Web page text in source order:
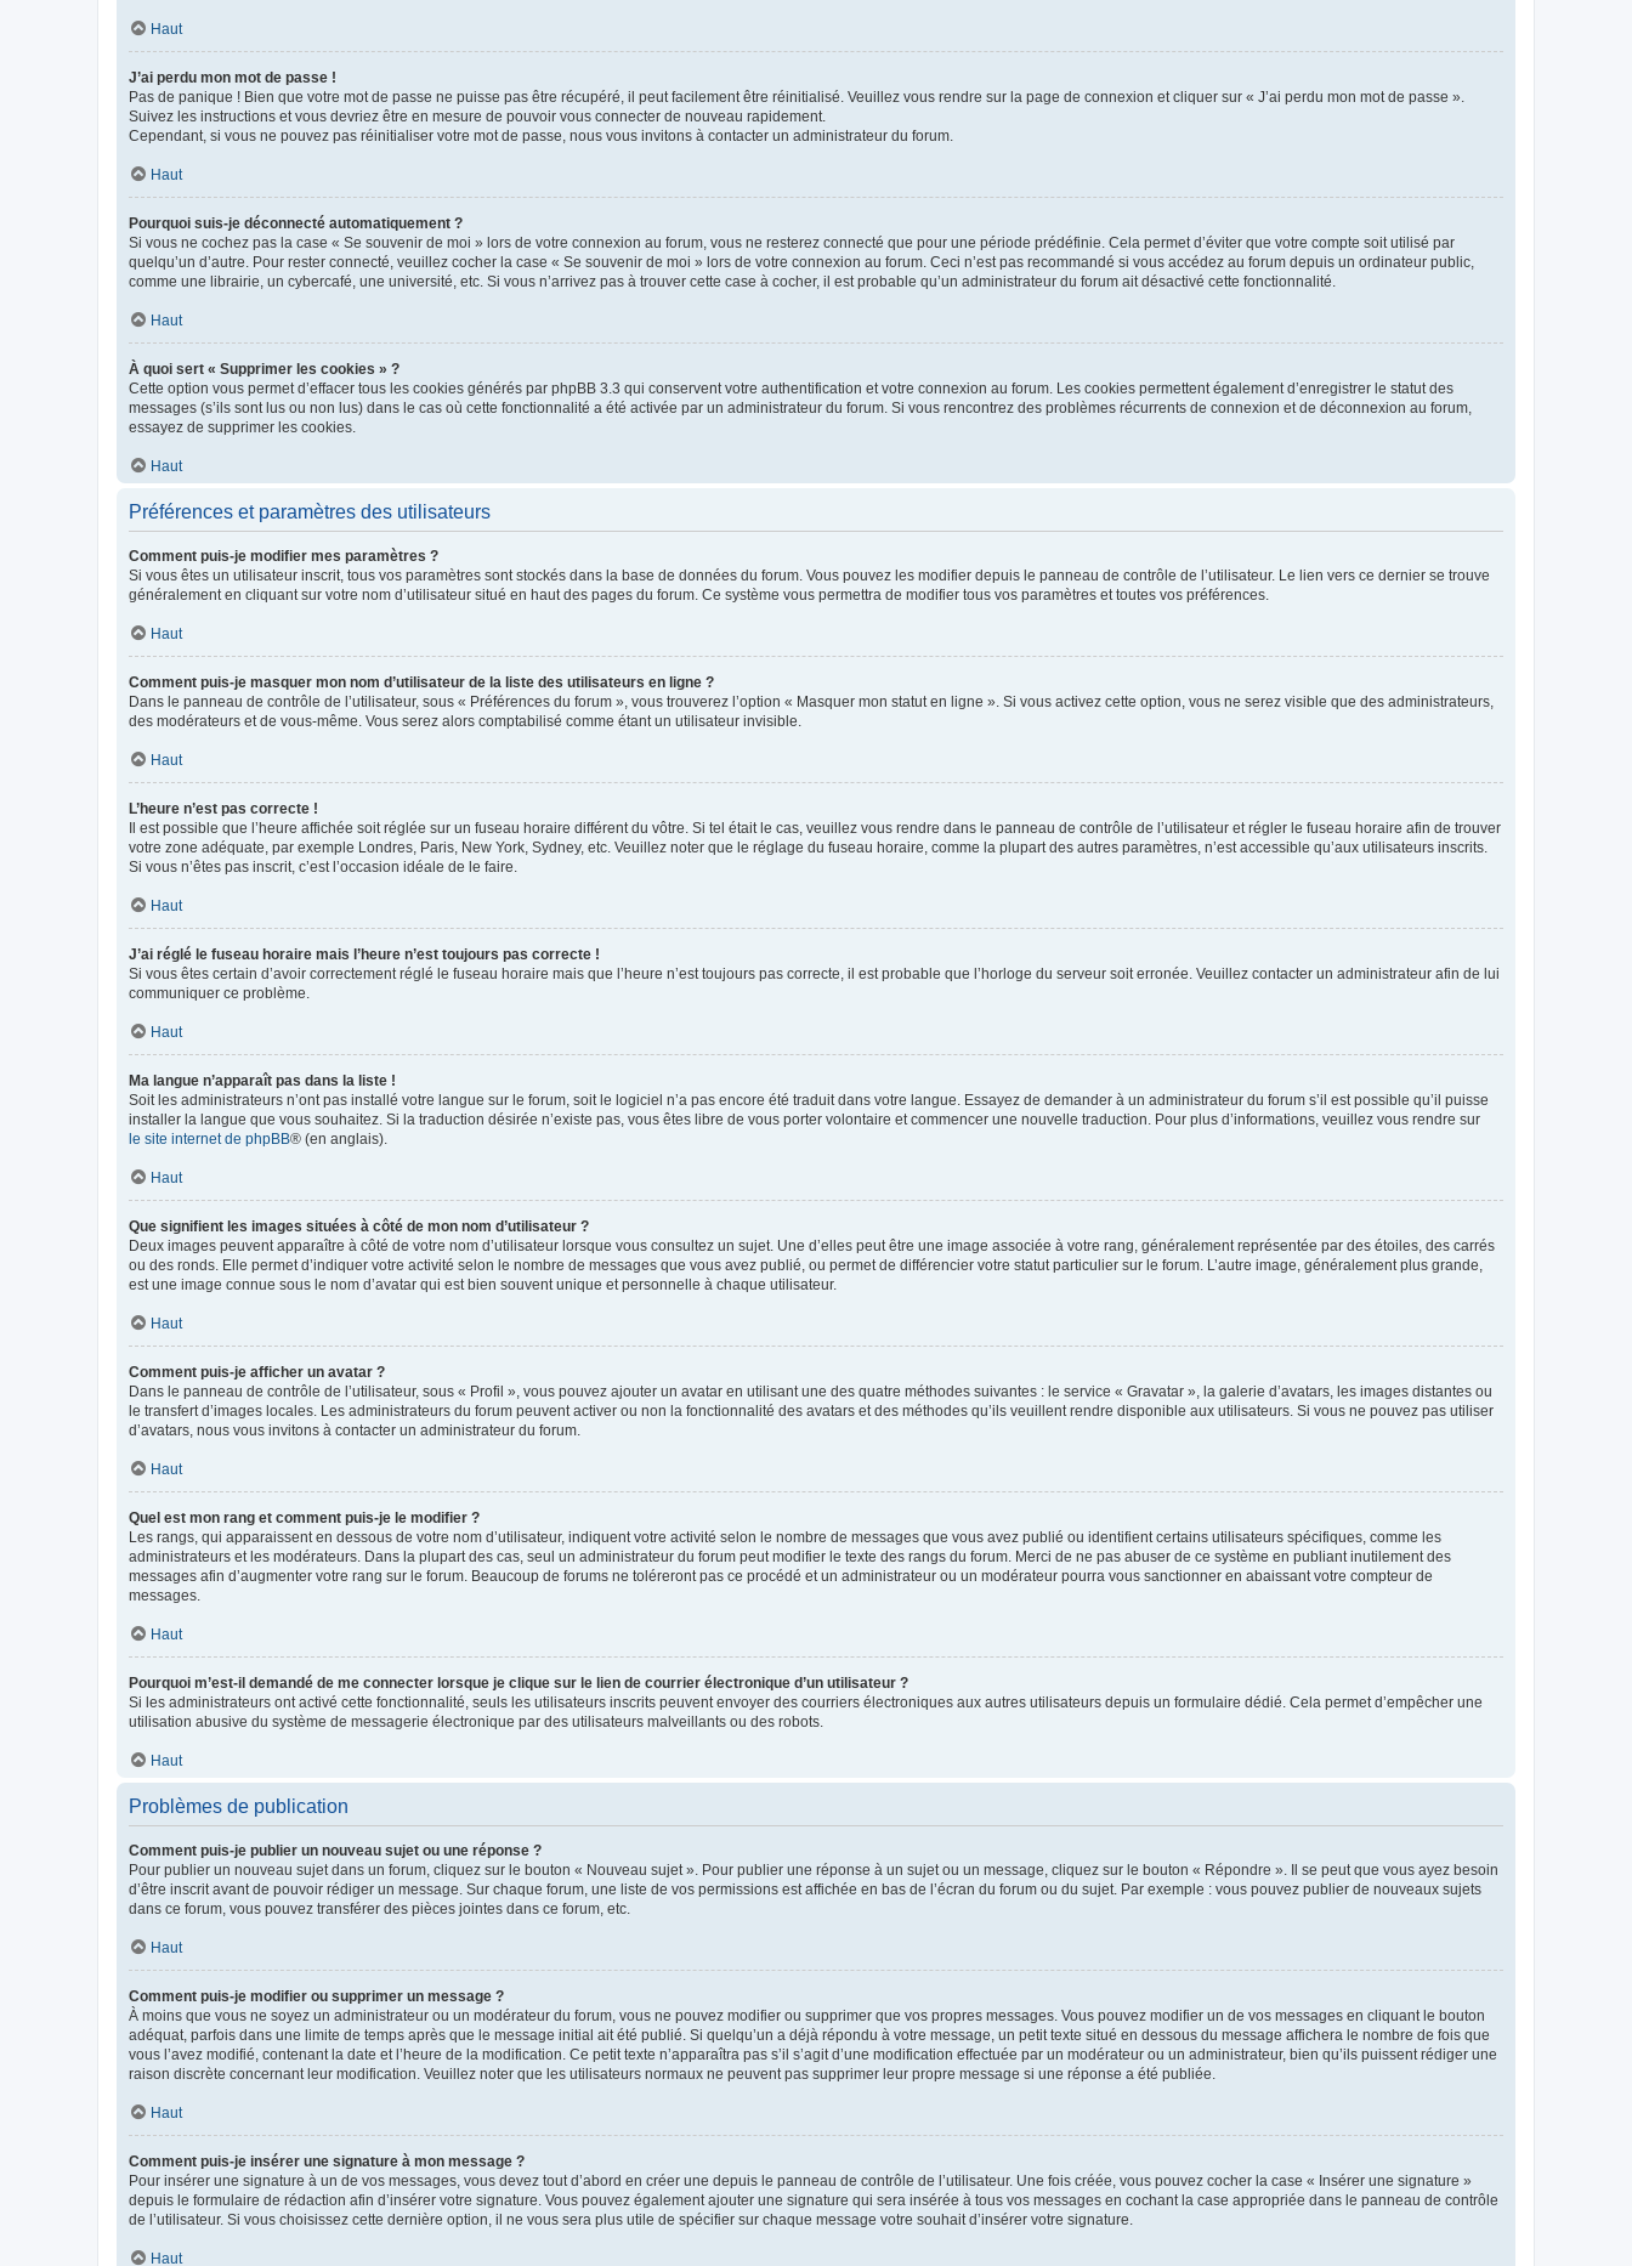
Haut
J’ai perdu mon mot de passe !
Pas de panique ! Bien que votre mot de passe ne puisse pas être récupéré, il peut facilement être réinitialisé. Veuillez vous rendre sur la page de connexion et cliquer sur « J’ai perdu mon mot de passe ».
Suivez les instructions et vous devriez être en mesure de pouvoir vous connecter de nouveau rapidement.
Cependant, si vous ne pouvez pas réinitialiser votre mot de passe, nous vous invitons à contacter un administrateur du forum.
Haut
Pourquoi suis-je déconnecté automatiquement ?
Si vous ne cochez pas la case « Se souvenir de moi » lors de votre connexion au forum, vous ne resterez connecté que pour une période prédéfinie. Cela permet d’éviter que votre compte soit utilisé par
quelqu’un d’autre. Pour rester connecté, veuillez cocher la case « Se souvenir de moi » lors de votre connexion au forum. Ceci n’est pas recommandé si vous accédez au forum depuis un ordinateur public,
comme une librairie, un cybercafé, une université, etc. Si vous n’arrivez pas à trouver cette case à cocher, il est probable qu’un administrateur du forum ait désactivé cette fonctionnalité.
Haut
À quoi sert « Supprimer les cookies » ?
Cette option vous permet d’effacer tous les cookies générés par phpBB 3.3 qui conservent votre authentification et votre connexion au forum. Les cookies permettent également d’enregistrer le statut des
messages (s’ils sont lus ou non lus) dans le cas où cette fonctionnalité a été activée par un administrateur du forum. Si vous rencontrez des problèmes récurrents de connexion et de déconnexion au forum,
essayez de supprimer les cookies.
Haut
Préférences et paramètres des utilisateurs
Comment puis-je modifier mes paramètres ?
Si vous êtes un utilisateur inscrit, tous vos paramètres sont stockés dans la base de données du forum. Vous pouvez les modifier depuis le panneau de contrôle de l’utilisateur. Le lien vers ce dernier se trouve
généralement en cliquant sur votre nom d’utilisateur situé en haut des pages du forum. Ce système vous permettra de modifier tous vos paramètres et toutes vos préférences.
Haut
Comment puis-je masquer mon nom d’utilisateur de la liste des utilisateurs en ligne ?
Dans le panneau de contrôle de l’utilisateur, sous « Préférences du forum », vous trouverez l’option « Masquer mon statut en ligne ». Si vous activez cette option, vous ne serez visible que des administrateurs,
des modérateurs et de vous-même. Vous serez alors comptabilisé comme étant un utilisateur invisible.
Haut
L’heure n’est pas correcte !
Il est possible que l’heure affichée soit réglée sur un fuseau horaire différent du vôtre. Si tel était le cas, veuillez vous rendre dans le panneau de contrôle de l’utilisateur et régler le fuseau horaire afin de trouver
votre zone adéquate, par exemple Londres, Paris, New York, Sydney, etc. Veuillez noter que le réglage du fuseau horaire, comme la plupart des autres paramètres, n’est accessible qu’aux utilisateurs inscrits.
Si vous n’êtes pas inscrit, c’est l’occasion idéale de le faire.
Haut
J’ai réglé le fuseau horaire mais l’heure n’est toujours pas correcte !
Si vous êtes certain d’avoir correctement réglé le fuseau horaire mais que l’heure n’est toujours pas correcte, il est probable que l’horloge du serveur soit erronée. Veuillez contacter un administrateur afin de lui
communiquer ce problème.
Haut
Ma langue n’apparaît pas dans la liste !
Soit les administrateurs n’ont pas installé votre langue sur le forum, soit le logiciel n’a pas encore été traduit dans votre langue. Essayez de demander à un administrateur du forum s’il est possible qu’il puisse
installer la langue que vous souhaitez. Si la traduction désirée n’existe pas, vous êtes libre de vous porter volontaire et commencer une nouvelle traduction. Pour plus d’informations, veuillez vous rendre sur
le site internet de phpBB® (en anglais).
Haut
Que signifient les images situées à côté de mon nom d’utilisateur ?
Deux images peuvent apparaître à côté de votre nom d’utilisateur lorsque vous consultez un sujet. Une d’elles peut être une image associée à votre rang, généralement représentée par des étoiles, des carrés
ou des ronds. Elle permet d’indiquer votre activité selon le nombre de messages que vous avez publié, ou permet de différencier votre statut particulier sur le forum. L’autre image, généralement plus grande,
est une image connue sous le nom d’avatar qui est bien souvent unique et personnelle à chaque utilisateur.
Haut
Comment puis-je afficher un avatar ?
Dans le panneau de contrôle de l’utilisateur, sous « Profil », vous pouvez ajouter un avatar en utilisant une des quatre méthodes suivantes : le service « Gravatar », la galerie d’avatars, les images distantes ou
le transfert d’images locales. Les administrateurs du forum peuvent activer ou non la fonctionnalité des avatars et des méthodes qu’ils veuillent rendre disponible aux utilisateurs. Si vous ne pouvez pas utiliser
d’avatars, nous vous invitons à contacter un administrateur du forum.
Haut
Quel est mon rang et comment puis-je le modifier ?
Les rangs, qui apparaissent en dessous de votre nom d’utilisateur, indiquent votre activité selon le nombre de messages que vous avez publié ou identifient certains utilisateurs spécifiques, comme les
administrateurs et les modérateurs. Dans la plupart des cas, seul un administrateur du forum peut modifier le texte des rangs du forum. Merci de ne pas abuser de ce système en publiant inutilement des
messages afin d’augmenter votre rang sur le forum. Beaucoup de forums ne toléreront pas ce procédé et un administrateur ou un modérateur pourra vous sanctionner en abaissant votre compteur de
messages.
Haut
Pourquoi m’est-il demandé de me connecter lorsque je clique sur le lien de courrier électronique d’un utilisateur ?
Si les administrateurs ont activé cette fonctionnalité, seuls les utilisateurs inscrits peuvent envoyer des courriers électroniques aux autres utilisateurs depuis un formulaire dédié. Cela permet d’empêcher une
utilisation abusive du système de messagerie électronique par des utilisateurs malveillants ou des robots.
Haut
Problèmes de publication
Comment puis-je publier un nouveau sujet ou une réponse ?
Pour publier un nouveau sujet dans un forum, cliquez sur le bouton « Nouveau sujet ». Pour publier une réponse à un sujet ou un message, cliquez sur le bouton « Répondre ». Il se peut que vous ayez besoin
d’être inscrit avant de pouvoir rédiger un message. Sur chaque forum, une liste de vos permissions est affichée en bas de l’écran du forum ou du sujet. Par exemple : vous pouvez publier de nouveaux sujets
dans ce forum, vous pouvez transférer des pièces jointes dans ce forum, etc.
Haut
Comment puis-je modifier ou supprimer un message ?
À moins que vous ne soyez un administrateur ou un modérateur du forum, vous ne pouvez modifier ou supprimer que vos propres messages. Vous pouvez modifier un de vos messages en cliquant le bouton
adéquat, parfois dans une limite de temps après que le message initial ait été publié. Si quelqu’un a déjà répondu à votre message, un petit texte situé en dessous du message affichera le nombre de fois que
vous l’avez modifié, contenant la date et l’heure de la modification. Ce petit texte n’apparaîtra pas s’il s’agit d’une modification effectuée par un modérateur ou un administrateur, bien qu’ils puissent rédiger une
raison discrète concernant leur modification. Veuillez noter que les utilisateurs normaux ne peuvent pas supprimer leur propre message si une réponse a été publiée.
Haut
Comment puis-je insérer une signature à mon message ?
Pour insérer une signature à un de vos messages, vous devez tout d’abord en créer une depuis le panneau de contrôle de l’utilisateur. Une fois créée, vous pouvez cocher la case « Insérer une signature »
depuis le formulaire de rédaction afin d’insérer votre signature. Vous pouvez également ajouter une signature qui sera insérée à tous vos messages en cochant la case appropriée dans le panneau de contrôle
de l’utilisateur. Si vous choisissez cette dernière option, il ne vous sera plus utile de spécifier sur chaque message votre souhait d’insérer votre signature.
Haut